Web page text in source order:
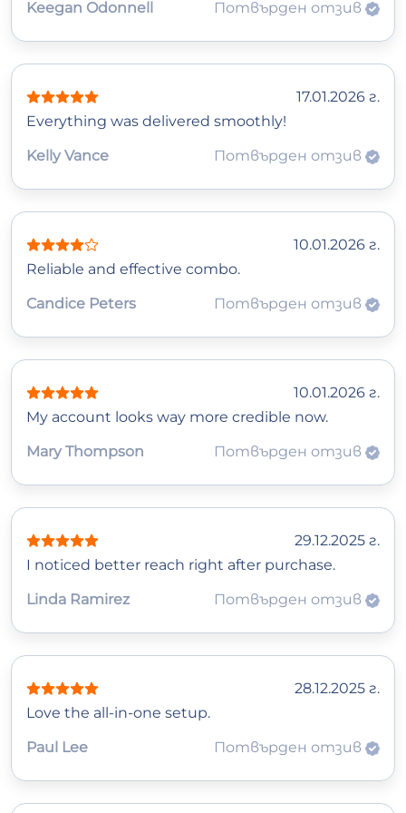
Keegan Odonnell Потвърден отзив
17.01.2026 г.
Everything was delivered smoothly!
Kelly Vance
Потвърден отзив
10.01.2026 г.
Reliable and effective combo.
Candice Peters
Потвърден отзив
10.01.2026 г.
My account looks way more credible now.
Mary Thompson
Потвърден отзив
29.12.2025 г.
I noticed better reach right after purchase.
Linda Ramirez
Потвърден отзив
28.12.2025 г.
Love the all-in-one setup.
Paul Lee
Потвърден отзив